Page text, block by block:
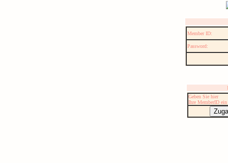
Member ID:
Password:
Geben Sie hier
Ihre MemberID ein